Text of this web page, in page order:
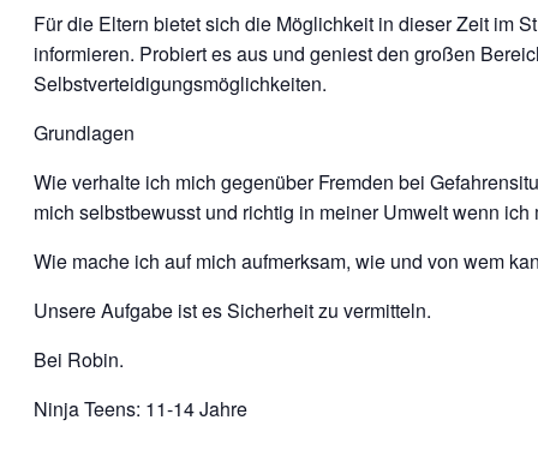
Für die Eltern bietet sich die Möglichkeit in dieser Zeit im
informieren. Probiert es aus und geniest den großen
Selbstverteidigungsmöglichkeiten.
Grundlagen
Wie verhalte ich mich gegenüber Fremden bei
mich selbstbewusst und richtig in meiner Umwelt wenn
Wie mache ich auf mich aufmerksam, wie und von wem
Unsere Aufgabe ist es Sicherheit zu vermitteln.
Bei Robin.
Ninja Teens: 11-14 Jahre